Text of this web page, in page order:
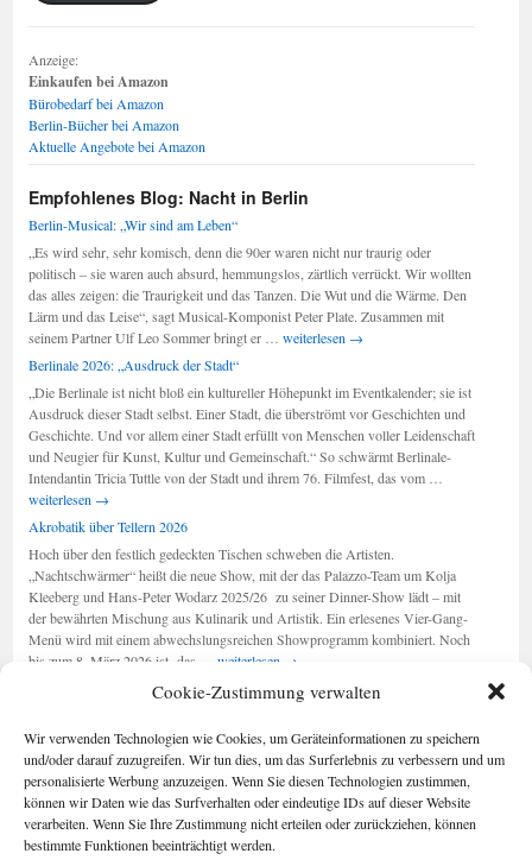
Cookie-Zustimmung verwalten
Wir verwenden Technologien wie Cookies, um Geräteinformationen zu speichern
und/oder darauf zuzugreifen. Wir tun dies, um das Surferlebnis zu verbessern und um
personalisierte Werbung anzuzeigen. Wenn Sie diesen Technologien zustimmen,
können wir Daten wie das Surfverhalten oder eindeutige IDs auf dieser Website
verarbeiten. Wenn Sie Ihre Zustimmung nicht erteilen oder zurückziehen, können
bestimmte Funktionen beeinträchtigt werden.
Anzeige:
Einkaufen bei Amazon
Bürobedarf bei Amazon
Berlin-Bücher bei Amazon
Aktuelle Angebote bei Amazon
Empfohlenes Blog: Nacht in Berlin
Berlin-Musical: „Wir sind am Leben“
„Es wird sehr, sehr komisch, denn die 90er waren nicht nur traurig oder
politisch – sie waren auch absurd, hemmungslos, zärtlich verrückt. Wir wollten
das alles zeigen: die Traurigkeit und das Tanzen. Die Wut und die Wärme. Den
Lärm und das Leise“, sagt Musical-Komponist Peter Plate. Zusammen mit
seinem Partner Ulf Leo Sommer bringt er … Berlin-
sind
am
Leben“
weiterlesen →
Berlinale 2026: „Ausdruck der Stadt“
„Die Berlinale ist nicht bloß ein kultureller Höhepunkt im Eventkalender; sie ist
Ausdruck dieser Stadt selbst. Einer Stadt, die überströmt vor Geschichten und
Geschichte. Und vor allem einer Stadt erfüllt von Menschen voller Leidenschaft
und Neugier für Kunst, Kultur und Gemeinschaft.“ So schwärmt Berlinale-
Intendantin Tricia Tuttle von der Stadt und ihrem 76. Filmfest, das vom …
weiterlesen →
Akrobatik über Tellern 2026
Hoch über den festlich gedeckten Tischen schweben die Artisten.
„Nachtschwärmer“ heißt die neue Show, mit der das Palazzo-Team um Kolja
Kleeberg und Hans-Peter Wodarz 2025/26 zu seiner Dinner-Show lädt – mit
der bewährten Mischung aus Kulinarik und Artistik. Ein erlesenes Vier-Gang-
Menü wird mit einem abwechslungsreichen Showprogramm kombiniert. Noch
bis zum 8. März 2026 ist das … Akrobatik
Tellern
weiterlesen →
Seiten
Berlin im Buch
Cookie-
Richtlinie (EU)
Foto-Blog
Impressum/Date
Kategorien
Kategorien